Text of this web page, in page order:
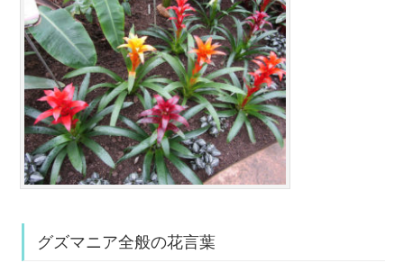
グズマニア全般の花言葉